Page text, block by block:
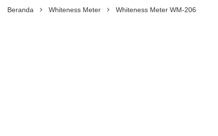
Beranda Whiteness Meter Whiteness Meter WM-206